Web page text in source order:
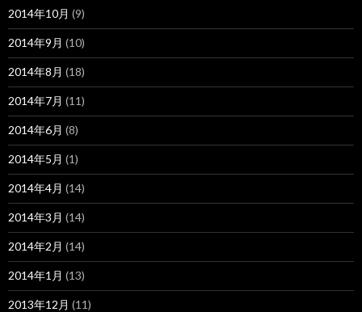
2014年10月 (9)
2014年9月 (10)
2014年8月 (18)
2014年7月 (11)
2014年6月 (8)
2014年5月 (1)
2014年4月 (14)
2014年3月 (14)
2014年2月 (14)
2014年1月 (13)
2013年12月 (11)